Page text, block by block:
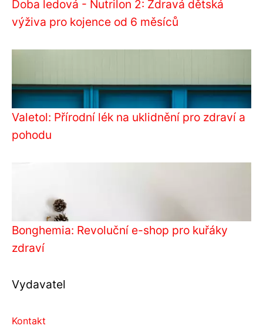
Doba ledová - Nutrilon 2: Zdravá dětská
výživa pro kojence od 6 měsíců
Valetol: Přírodní lék na uklidnění pro zdraví a
pohodu
Bonghemia: Revoluční e-shop pro kuřáky
zdraví
Vydavatel
Kontakt